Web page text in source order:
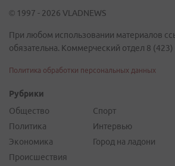
© 1997 - 2026 VLADNEWS
При любом использовании материалов
обязательна. Коммерческий отдел 8
Политика обработки персональных данных
Рубрики
Общество
Политика
Экономика
Происшествия
Спорт
Интервью
Город на ладони